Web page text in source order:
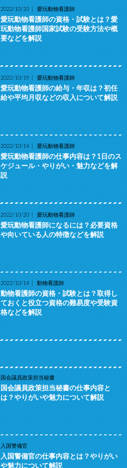
2022/10/20 愛玩動物看護師
愛玩動物看護師の資格・試験とは？愛
玩動物看護師国家試験の受験方法や概
要などを解説
2022/10/19 愛玩動物看護師
愛玩動物看護師の給与・年収は？初任
給や平均月収などの収入について解説
2022/10/14 愛玩動物看護師
愛玩動物看護師の仕事内容は？1日のス
ケジュール・やりがい・魅力などを解
説
2022/10/20 愛玩動物看護師
愛玩動物看護師になるには？必要資格
や向いている人の特徴などを解説
2022/10/14 動物看護師
動物看護師の資格・試験とは？取得し
ておくと役立つ資格の難易度や受験資
格などを解説
国会議員政策担当秘書
国会議員政策担当秘書の仕事内容と
は？やりがいや魅力について解説
入国警備官
入国警備官の仕事内容とは？やりがい
や魅力について解説